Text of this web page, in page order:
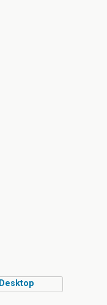
Desktop